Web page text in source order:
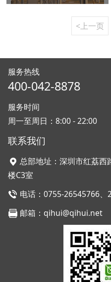
<上一页
服务热线
400-042-8878
服务时间
周一至周日：8:00 - 22:00
联系我们
总部地址：深圳市红荔西
楼C3室
电话：0755-26545766、
邮箱：qihui@qihui.net